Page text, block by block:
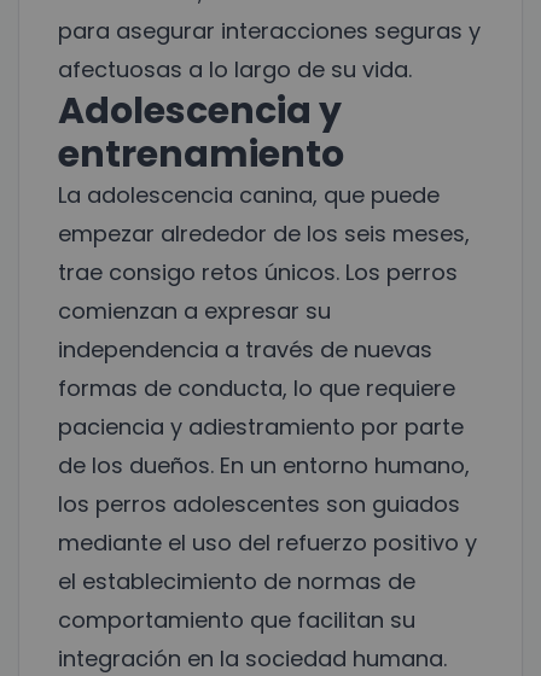
para asegurar interacciones seguras y
afectuosas a lo largo de su vida.
Adolescencia y
entrenamiento
La adolescencia canina, que puede
empezar alrededor de los seis meses,
trae consigo retos únicos. Los perros
comienzan a expresar su
independencia a través de nuevas
formas de conducta, lo que requiere
paciencia y adiestramiento por parte
de los dueños. En un entorno humano,
los perros adolescentes son guiados
mediante el uso del refuerzo positivo y
el establecimiento de normas de
comportamiento que facilitan su
integración en la sociedad humana.